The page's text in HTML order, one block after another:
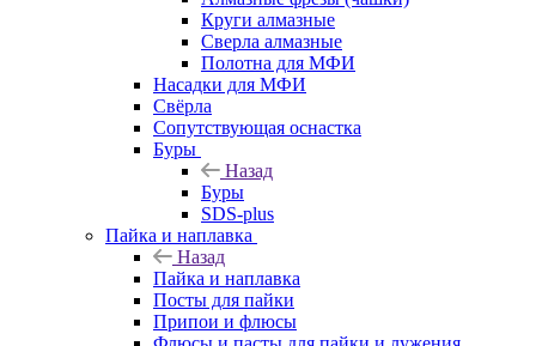
Круги алмазные
Сверла алмазные
Полотна для МФИ
Насадки для МФИ
Свёрла
Сопутствующая оснастка
Буры
Назад
Буры
SDS-plus
Пайка и наплавка
Назад
Пайка и наплавка
Посты для пайки
Припои и флюсы